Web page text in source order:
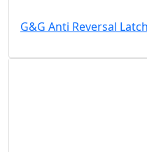
G&G Anti Reversal